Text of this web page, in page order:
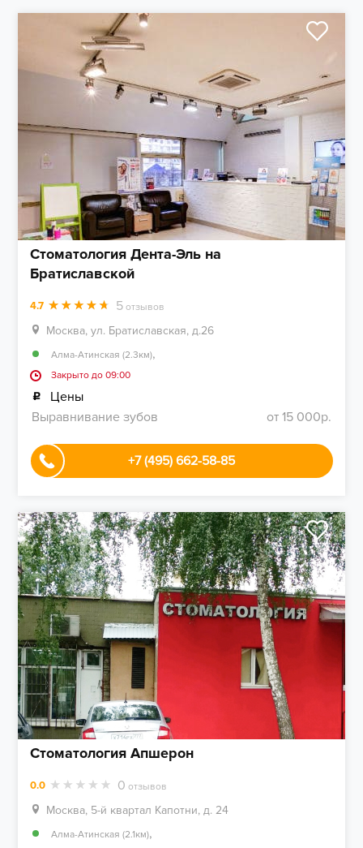
Стоматология Дента-Эль на
Братиславской
4.7 5 отзывов
Москва, ул. Братиславская, д.26
Алма-Атинская (2.3км),
Закрыто до 09:00
Цены
Выравнивание зубов
от 15 000р.
+7 (495) 662-58-85
Стоматология Апшерон
0.0 0 отзывов
Москва, 5-й квартал Капотни, д. 24
Алма-Атинская (2.1км),